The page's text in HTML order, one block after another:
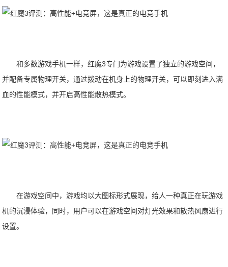
和多数游戏手机一样，红魔3专门为游戏设置了独立的游戏空间，
并配备专属物理开关，通过拨动在机身上的物理开关，可以即刻进入满
血的性能模式，并开启高性能散热模式。
在游戏空间中，游戏均以大图标形式展现，给人一种真正在玩游戏
机的沉浸体验，同时，用户可以在游戏空间对灯光效果和散热风扇进行
设置。